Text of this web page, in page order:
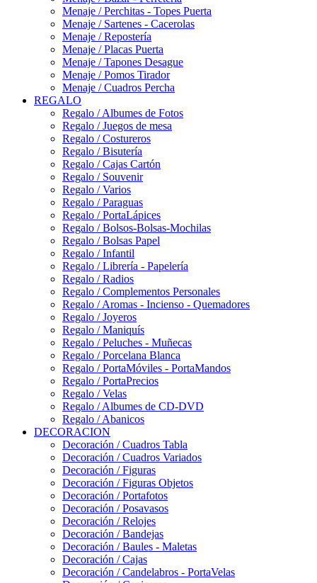
Menaje / Perchitas - Topes Puerta
Menaje / Sartenes - Cacerolas
Menaje / Repostería
Menaje / Placas Puerta
Menaje / Tapones Desague
Menaje / Pomos Tirador
Menaje / Cuadros Percha
REGALO
Regalo / Albumes de Fotos
Regalo / Juegos de mesa
Regalo / Costureros
Regalo / Bisutería
Regalo / Cajas Cartón
Regalo / Souvenir
Regalo / Varios
Regalo / Paraguas
Regalo / PortaLápices
Regalo / Bolsos-Bolsas-Mochilas
Regalo / Bolsas Papel
Regalo / Infantil
Regalo / Librería - Papelería
Regalo / Radios
Regalo / Complementos Personales
Regalo / Aromas - Incienso - Quemadores
Regalo / Joyeros
Regalo / Maniquís
Regalo / Peluches - Muñecas
Regalo / Porcelana Blanca
Regalo / PortaMóviles - PortaMandos
Regalo / PortaPrecios
Regalo / Velas
Regalo / Albumes de CD-DVD
Regalo / Abanicos
DECORACION
Decoración / Cuadros Tabla
Decoración / Cuadros Variados
Decoración / Figuras
Decoración / Figuras Objetos
Decoración / Portafotos
Decoración / Posavasos
Decoración / Relojes
Decoración / Bandejas
Decoración / Baules - Maletas
Decoración / Cajas
Decoración / Candelabros - PortaVelas